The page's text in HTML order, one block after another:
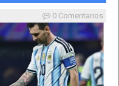
0 Comentarios